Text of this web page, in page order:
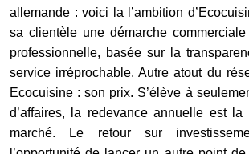
allemande : voici la l’ambition
sa clientèle une démarche
professionnelle, basée sur la
service irréprochable. Autre atout du
Ecocuisine : son prix. S’élève à
d’affaires, la redevance annuelle est la
marché. Le retour sur